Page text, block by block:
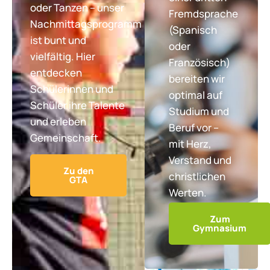
oder Tanzen – unser
Nachmittagsprogramm
ist bunt und
vielfältig. Hier
entdecken
Schülerinnen und
Schüler ihre Talente
und erleben
Gemeinschaft.
Zu den
GTA
Fremdsprache
(Spanisch
oder
Französisch)
bereiten wir
optimal auf
Studium und
Beruf vor –
mit Herz,
Verstand und
christlichen
Werten.
Zum
Gymnasium